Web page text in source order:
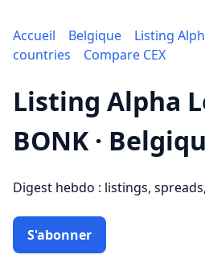
Accueil Belgique
Listing
countries
Compare CEX
Listing Alpha
BONK ·
Digest hebdo : listings,
S'abonner